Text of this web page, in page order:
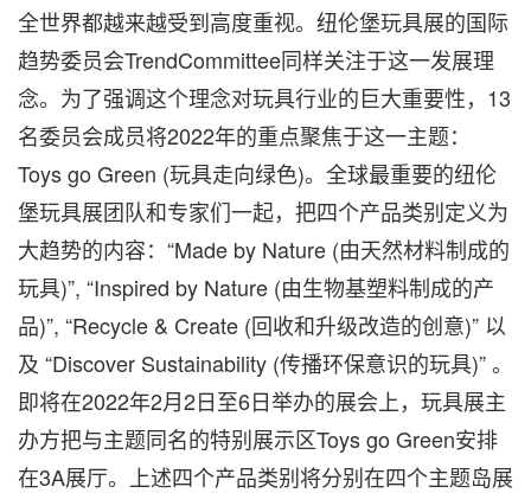
全世界都越来越受到高度重视。纽伦堡玩具展的国际
趋势委员会TrendCommittee同样关注于这一发展理
念。为了强调这个理念对玩具行业的巨大重要性，13
名委员会成员将2022年的重点聚焦于这一主题：
Toys go Green (玩具走向绿色)。全球最重要的纽伦
堡玩具展团队和专家们一起，把四个产品类别定义为
大趋势的内容：“Made by Nature (由天然材料制成的
玩具)”, “Inspired by Nature (由生物基塑料制成的产
品)”, “Recycle & Create (回收和升级改造的创意)” 以
及 “Discover Sustainability (传播环保意识的玩具)” 。
即将在2022年2月2日至6日举办的展会上，玩具展主
办方把与主题同名的特别展示区Toys go Green安排
在3A展厅。上述四个产品类别将分别在四个主题岛展